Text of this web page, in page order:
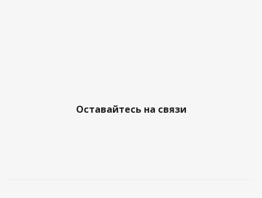
Оставайтесь на связи